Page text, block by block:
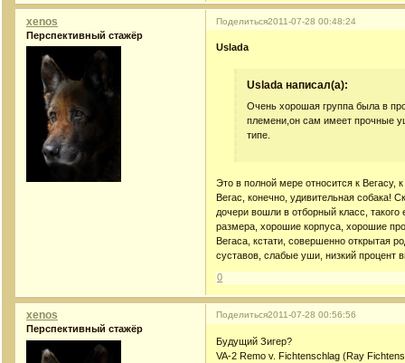
Поделиться2011-07-28 00:48:24
xenos
Перспективный стажёр
Uslada
Uslada написал(а):
Очень хорошая группа была в
племени,он сам имеет прочные
типе.
Это в полной мере относится к
Вегас, конечно, удивительная собака!
дочери вошли в отборный класс,
размера, хорошие корпуса, хорошие
Вегаса, кстати, совершенно открытая
суставов, слабые уши, низкий процент
0
Поделиться2011-07-28 00:56:56
xenos
Перспективный стажёр
Будущий Зигер?
VA-2 Remo v. Fichtenschlag (Ray